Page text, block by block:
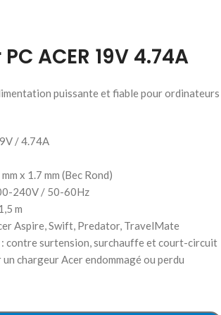
ACER 19V 4.74A
puissante et fiable pour ordinateurs
/ 4.74A
x 1.7 mm (Bec Rond)
240V / 50-60Hz
m
Aspire, Swift, Predator, TravelMate
contre surtension, surchauffe et court-circuit
chargeur Acer endommagé ou perdu